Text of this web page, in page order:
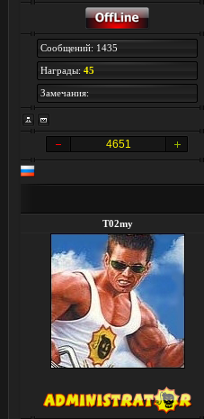
Сообщений: 1435
Награды: 45
Замечания:
4651
T02my